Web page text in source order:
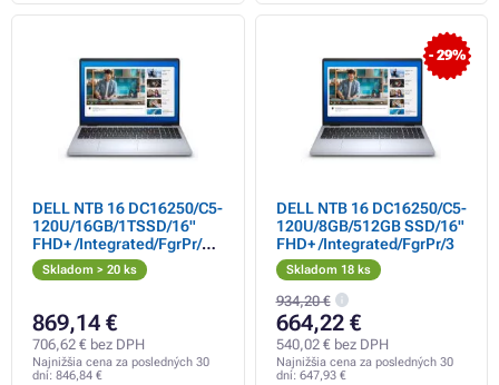
DELL NTB 16 DC16250/C5-
120U/16GB/1TSSD/16"
FHD+ /Integrated/FgrPr/3
Cell/65W/WLAN/Backlit
Kb/W11 Pro/3Y PS NBD
Skladom > 20 ks
869,14 €
706,62 € bez DPH
Najnižšia cena za posledných 30
dní: 846,84 €
- 29%
DELL NTB 16 DC16250/C5-
120U/8GB/512GB SSD/16"
FHD+ /Integrated/FgrPr/3
Skladom 18 ks
934,20 €
664,22 €
540,02 € bez DPH
Najnižšia cena za posledných 30
dní: 647,93 €